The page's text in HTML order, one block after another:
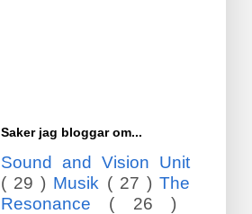
Saker jag bloggar om...
Sound and Vision Unit
( 29 ) Musik ( 27 )The
Resonance ( 26 )